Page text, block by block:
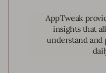
AppTweak
insights that
understand and